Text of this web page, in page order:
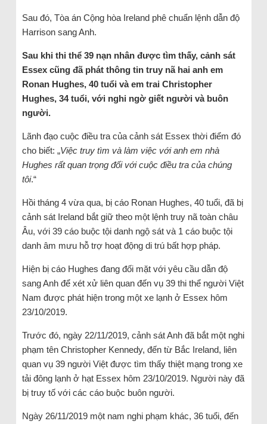
Sau đó, Tòa án Cộng hòa Ireland phê chuẩn lệnh dẫn độ
Harrison sang Anh.
Sau khi thi thể 39 nạn nhân được tìm thấy, cảnh sát
Essex cũng đã phát thông tin truy nã hai anh em
Ronan Hughes, 40 tuổi và em trai Christopher
Hughes, 34 tuổi, với nghi ngờ giết người và buôn
người.
Lãnh đạo cuộc điều tra của cảnh sát Essex thời điểm đó
cho biết: „Việc truy tìm và làm việc với anh em nhà
Hughes rất quan trọng đối với cuộc điều tra của chúng
tôi.“
Hồi tháng 4 vừa qua, bị cáo Ronan Hughes, 40 tuổi, đã bị
cảnh sát Ireland bắt giữ theo một lệnh truy nã toàn châu
Âu, với 39 cáo buộc tội danh ngộ sát và 1 cáo buộc tội
danh âm mưu hỗ trợ hoạt động di trú bất hợp pháp.
Hiện bị cáo Hughes đang đối mặt với yêu cầu dẫn độ
sang Anh để xét xử liên quan đến vụ 39 thi thể người Việt
Nam được phát hiện trong một xe lạnh ở Essex hôm
23/10/2019.
Trước đó, ngày 22/11/2019, cảnh sát Anh đã bắt một nghi
phạm tên Christopher Kennedy, đến từ Bắc Ireland, liên
quan vụ 39 người Việt được tìm thấy thiệt mạng trong xe
tải đông lạnh ở hạt Essex hôm 23/10/2019. Người này đã
bị truy tố với các cáo buộc buôn người.
Ngày 26/11/2019 một nam nghi phạm khác, 36 tuổi, đến